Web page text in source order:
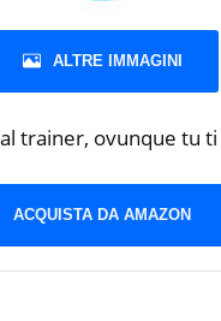
ALTRE IMMAGINI
trainer, ovunque tu
ACQUISTA DA AMAZON